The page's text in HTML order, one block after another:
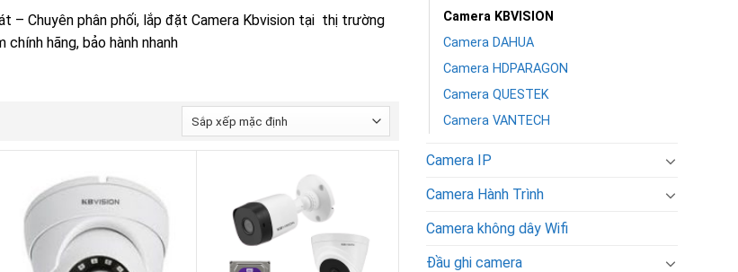
– Chuyên phân phối, lắp đặt Camera Kbvision tại thị trường
chính hãng, bảo hành nhanh
Camera KBVISION
Camera DAHUA
Camera HDPARAGON
Camera QUESTEK
Camera VANTECH
Camera IP
Camera Hành Trình
Camera không dây Wifi
Đầu ghi camera